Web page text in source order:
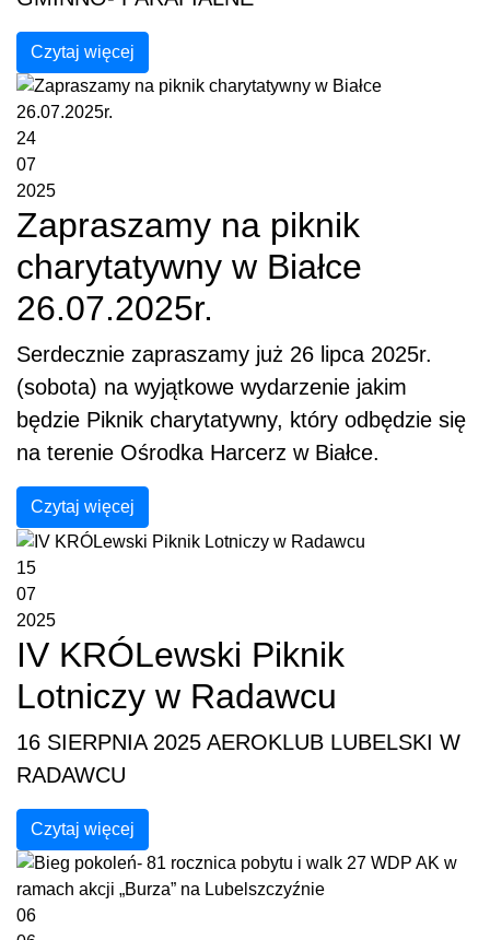
Czytaj więcej
24
07
2025
Zapraszamy na piknik
charytatywny w Białce
26.07.2025r.
Serdecznie zapraszamy już 26 lipca 2025r.
(sobota) na wyjątkowe wydarzenie jakim
będzie Piknik charytatywny, który odbędzie się
na terenie Ośrodka Harcerz w Białce.
Czytaj więcej
15
07
2025
IV KRÓLewski Piknik
Lotniczy w Radawcu
16 SIERPNIA 2025 AEROKLUB LUBELSKI W
RADAWCU
Czytaj więcej
06